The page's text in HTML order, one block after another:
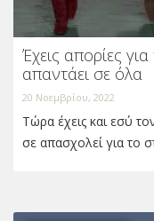
Έχεις απορίες
απαντάει σε όλα
20 Νοεμβρίου, 2022
Τώρα έχεις και εσύ
σε απασχολεί για το